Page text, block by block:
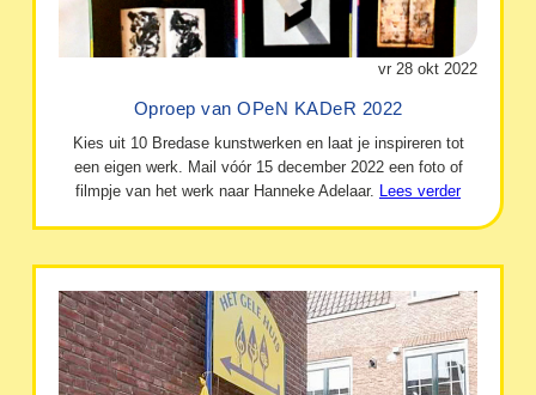
vr 28 okt 2022
Oproep van OPeN KADeR 2022
Kies uit 10 Bredase kunstwerken en laat je inspireren tot
een eigen werk. Mail vóór 15 december 2022 een foto of
filmpje van het werk naar Hanneke Adelaar.
Lees verder